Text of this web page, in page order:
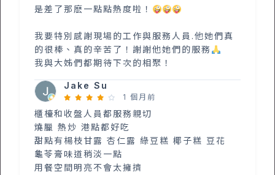
是差了那麽一點點熱度啦！
我要特別感謝現場的工作與服務人員.他她們真
的很棒、真的辛苦了！謝謝他她們的服務
我與大姊們都期待下次的相聚！
Jake Su
1 個月前
櫃檯和收盤人員都服務親切
燒臘 熱炒 港點都好吃
甜點有楊枝甘露 杏仁露 綠豆糕 椰子糕 豆花
龜苓膏味道稍淡一點
用餐空間明亮不會太擁擠